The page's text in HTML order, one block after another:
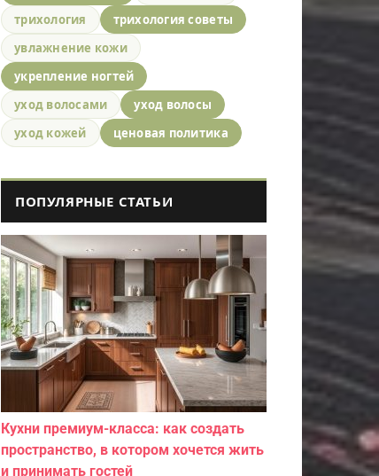
трихология
трихология советы
увлажнение кожи
укрепление ногтей
уход волосами
уход волосы
уход кожей
ценовая политика
ПОПУЛЯРНЫЕ СТАТЬИ
Кухни премиум-класса: как создать
пространство, в котором хочется жить
и принимать гостей